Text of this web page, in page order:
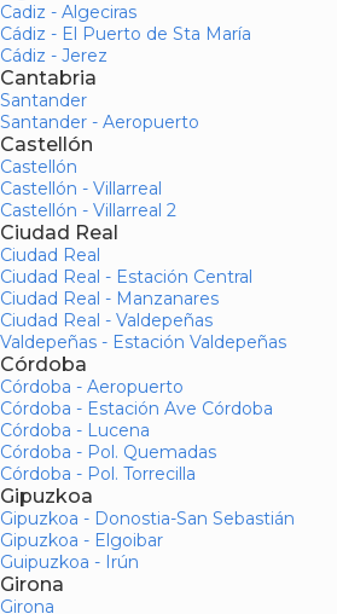
Cadiz - Algeciras
Cádiz - El Puerto de Sta María
Cádiz - Jerez
Cantabria
Santander
Santander - Aeropuerto
Castellón
Castellón
Castellón - Villarreal
Castellón - Villarreal 2
Ciudad Real
Ciudad Real
Ciudad Real - Estación Central
Ciudad Real - Manzanares
Ciudad Real - Valdepeñas
Valdepeñas - Estación Valdepeñas
Córdoba
Córdoba - Aeropuerto
Córdoba - Estación Ave Córdoba
Córdoba - Lucena
Córdoba - Pol. Quemadas
Córdoba - Pol. Torrecilla
Gipuzkoa
Gipuzkoa - Donostia-San Sebastián
Gipuzkoa - Elgoibar
Guipuzkoa - Irún
Girona
Girona